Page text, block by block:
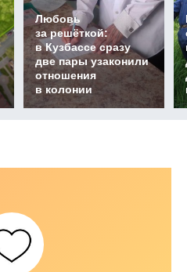
Любовь
за решёткой:
в Кузбассе сразу
две пары узаконили
отношения
в колонии